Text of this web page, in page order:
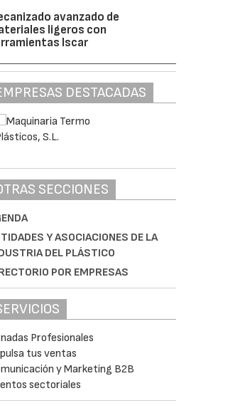
avanzado de
ligeros con
Iscar
DESTACADAS
SECCIONES
Y ASOCIACIONES DE LA
DEL PLÁSTICO
POR EMPRESAS
Profesionales
tus ventas
y Marketing B2B
sectoriales